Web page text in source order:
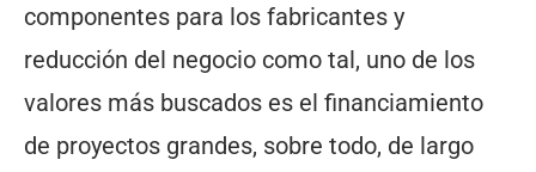
componentes para los fabricantes y
reducción del negocio como tal, uno de los
valores más buscados es el financiamiento
de proyectos grandes, sobre todo, de largo